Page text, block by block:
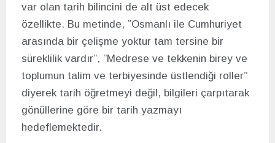
var olan tarih bilincini de alt üst edecek
özellikte. Bu metinde, ”Osmanlı ile Cumhuriyet
arasında bir çelişme yoktur tam tersine bir
süreklilik vardır”, ”Medrese ve tekkenin birey ve
toplumun talim ve terbiyesinde üstlendiği roller”
diyerek tarih öğretmeyi değil, bilgileri çarpıtarak
gönüllerine göre bir tarih yazmayı
hedeflemektedir.